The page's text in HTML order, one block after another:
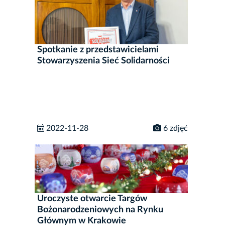
Spotkanie z przedstawicielami
Stowarzyszenia Sieć Solidarności
2022-11-28 6 zdjęć
Uroczyste otwarcie Targów
Bożonarodzeniowych na Rynku
Głównym w Krakowie